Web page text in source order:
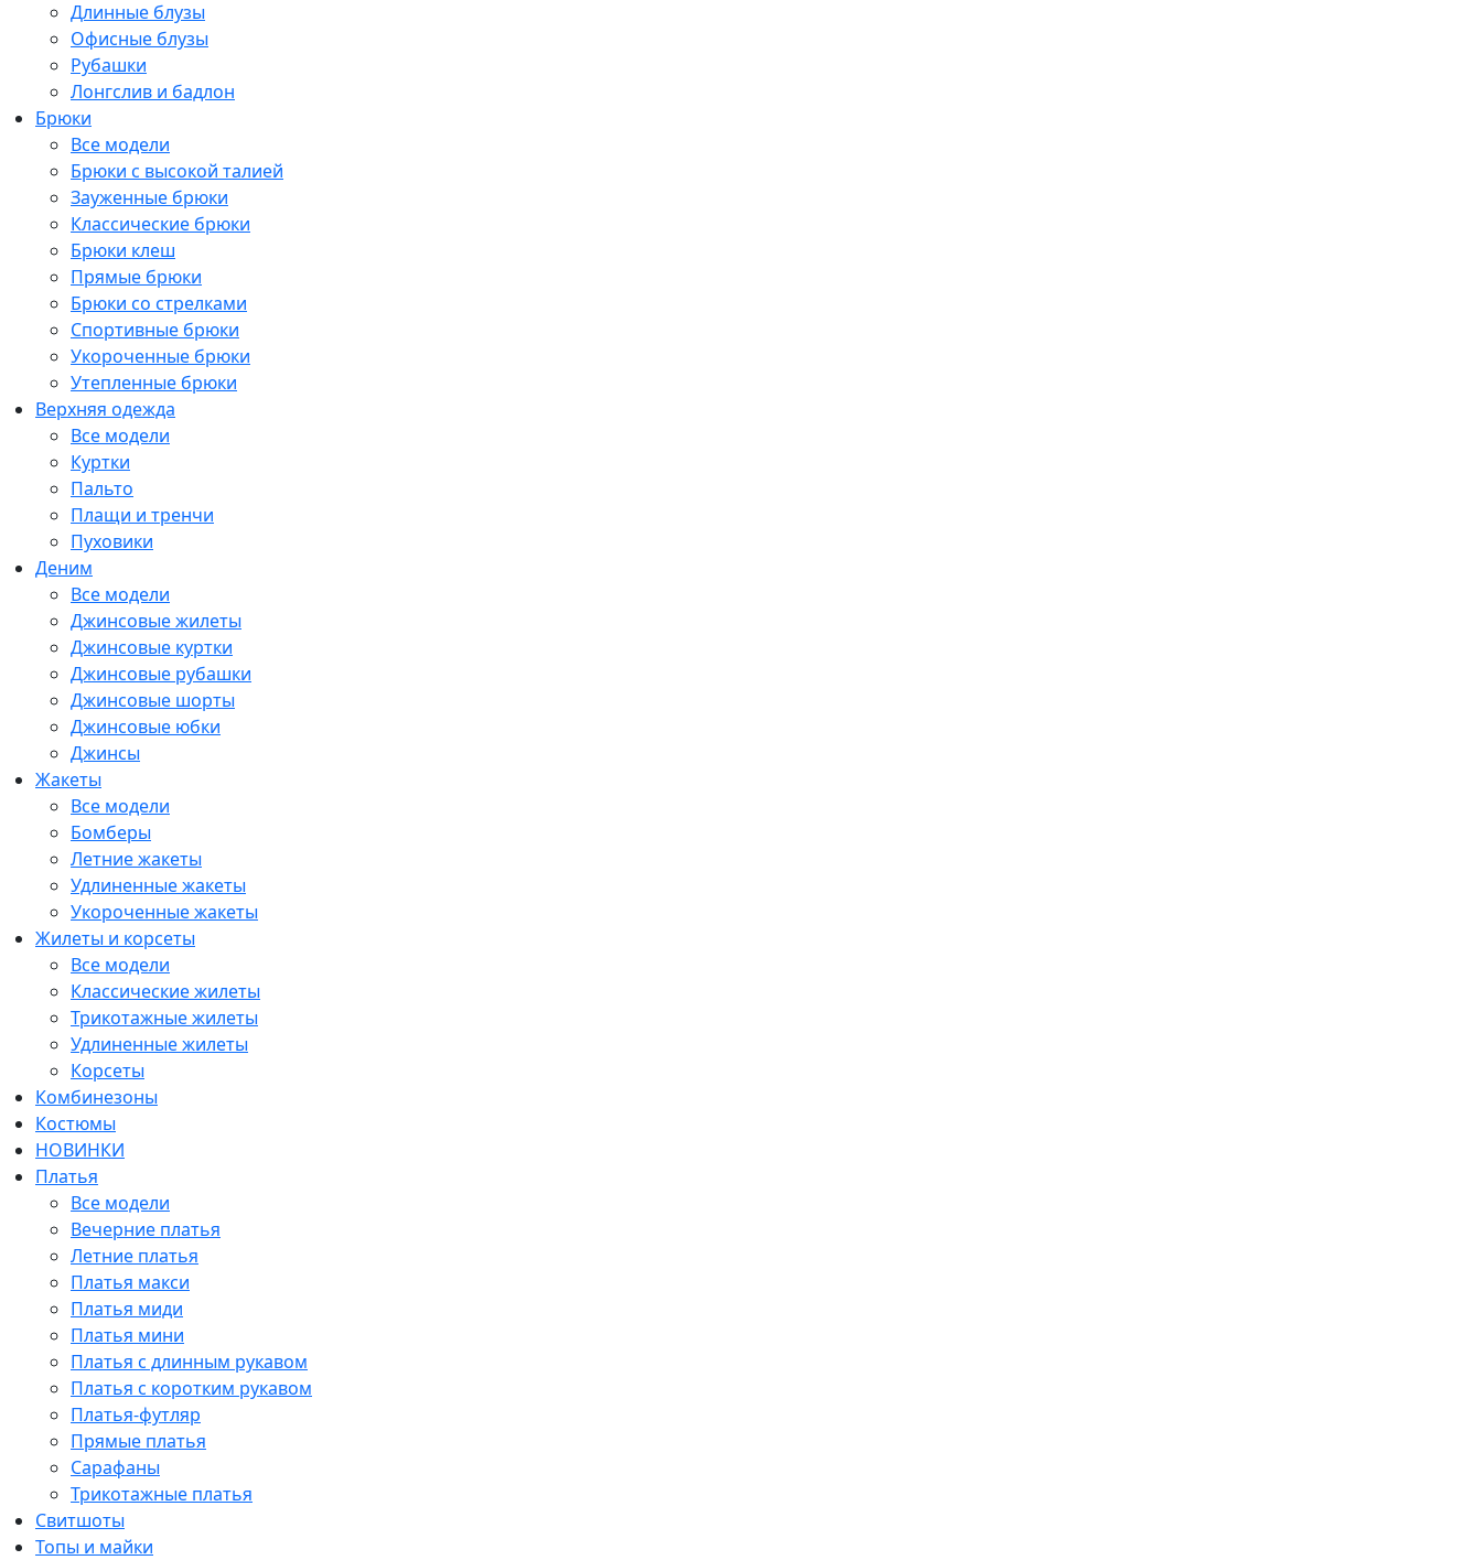
Длинные блузы
Офисные блузы
Рубашки
Лонгслив и бадлон
Брюки
Все модели
Брюки с высокой талией
Зауженные брюки
Классические брюки
Брюки клеш
Прямые брюки
Брюки со стрелками
Спортивные брюки
Укороченные брюки
Утепленные брюки
Верхняя одежда
Все модели
Куртки
Пальто
Плащи и тренчи
Пуховики
Деним
Все модели
Джинсовые жилеты
Джинсовые куртки
Джинсовые рубашки
Джинсовые шорты
Джинсовые юбки
Джинсы
Жакеты
Все модели
Бомберы
Летние жакеты
Удлиненные жакеты
Укороченные жакеты
Жилеты и корсеты
Все модели
Классические жилеты
Трикотажные жилеты
Удлиненные жилеты
Корсеты
Комбинезоны
Костюмы
НОВИНКИ
Платья
Все модели
Вечерние платья
Летние платья
Платья макси
Платья миди
Платья мини
Платья с длинным рукавом
Платья с коротким рукавом
Платья-футляр
Прямые платья
Сарафаны
Трикотажные платья
Свитшоты
Топы и майки